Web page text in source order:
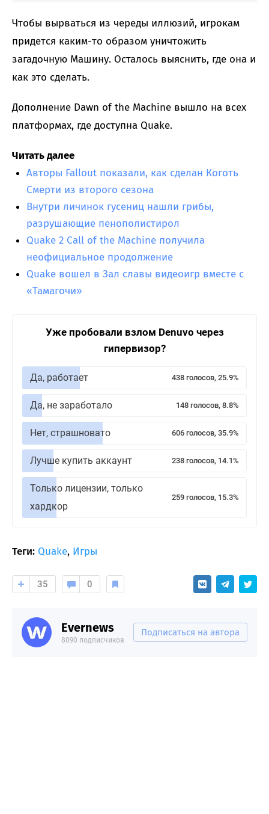
Чтобы вырваться из череды иллюзий, игрокам
придется каким-то образом уничтожить
загадочную Машину. Осталось выяснить, где она и
как это сделать.
Дополнение Dawn of the Machine вышло на всех
платформах, где доступна Quake.
Читать далее
Авторы Fallout показали, как сделан Коготь
Смерти из второго сезона
Внутри личинок гусениц нашли грибы,
разрушающие пенополистирол
Quake 2 Call of the Machine получила
неофициальное продолжение
Quake вошел в Зал славы видеоигр вместе с
«Тамагочи»
Уже пробовали взлом Denuvo через
гипервизор?
Да, работает 438 голосов, 25.9%
Да, не заработало 148 голосов, 8.8%
Нет, страшновато 606 голосов, 35.9%
Лучше купить аккаунт 238 голосов, 14.1%
Только лицензии, только
хардкор
259 голосов, 15.3%
Теги: Quake, Игры
35 0
Evernews
8090 подписчиков
Подписаться на автора